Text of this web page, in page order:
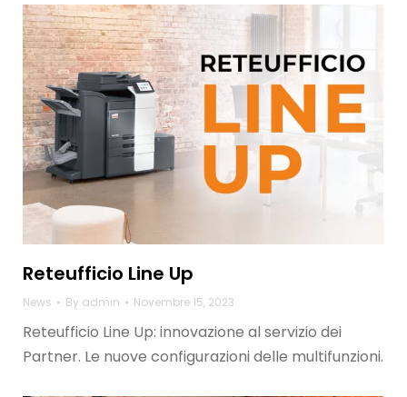
Reteufficio Line Up
News By admin Novembre 15, 2023
Reteufficio Line Up: innovazione al servizio dei
Partner. Le nuove configurazioni delle multifunzioni.